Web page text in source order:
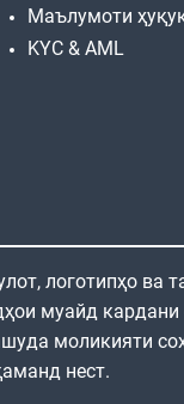
Маълумоти
KYC & AML
логотипҳо ва
муайд
моликияти
нест.